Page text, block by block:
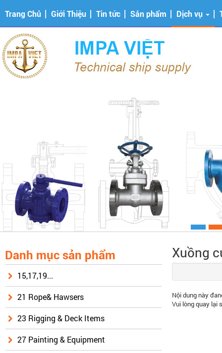
Trang Chủ Giới Thiệu Tin tức Sản phẩm Dịch vụ
Danh mục sản phẩm
15,17,19...
21 Rope& Hawsers
23 Rigging & Deck Items
27 Painting & Equipment
Xuồng
Nội dung này
Vui lòng quay lại